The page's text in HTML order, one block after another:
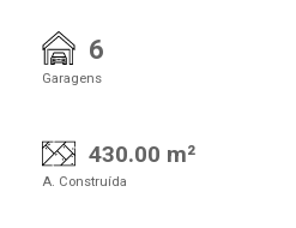
6
Garagens
430.00 m²
A. Construída